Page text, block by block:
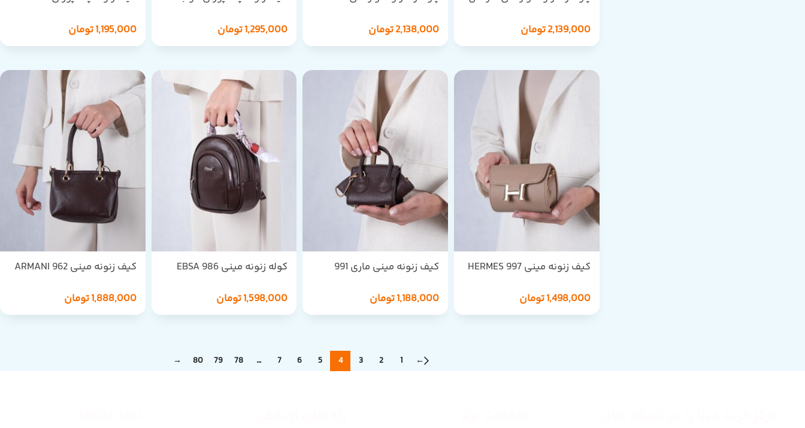
2,139,000تومان
2,138,000تومان
1,295,000تومان
1,195,000تومان
کیف زنونه مینی HERMES 997
1,498,000تومان
کیف زنونه مینی ماری 991
1,188,000تومان
کوله زنونه مینی EBSA 986
1,598,000تومان
کیف زنونه مینی ARMANI 962
1,888,000تومان
←
1
2
3
4
5
6
7
…
78
79
80
→